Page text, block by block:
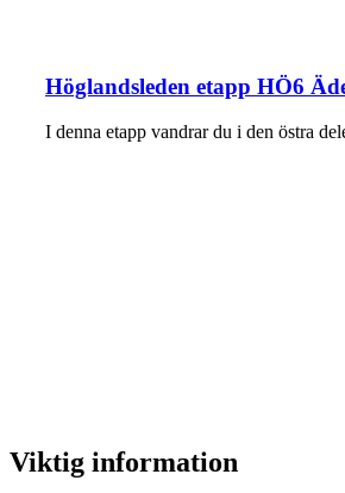
Höglandsleden etapp HÖ6
I denna etapp vandrar du i den östra
Viktig information